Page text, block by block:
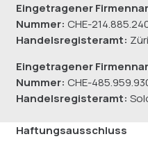
Eingetragener
Nummer: CHE-
Handelsregisteramt:
Eingetragener
Nummer: CHE-
Handelsregisteramt:
Haftungsausschluss